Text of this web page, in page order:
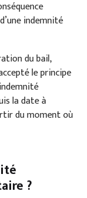
indemnité
du bail,
le principe
la date à
du moment où
?